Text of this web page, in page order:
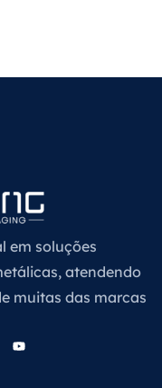
em soluções
atendendo
muitas das marcas